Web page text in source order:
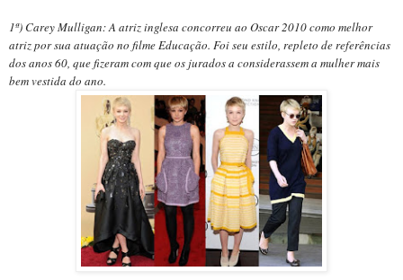
1ª) Carey Mulligan: A atriz inglesa concorreu ao Oscar 2010 como melhor
atriz por sua atuação no filme Educação. Foi seu estilo, repleto de referências
dos anos 60, que fizeram com que os jurados a considerassem a mulher mais
bem vestida do ano.